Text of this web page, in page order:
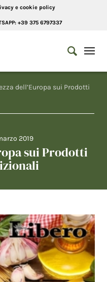
e cookie policy
+39 375 6797337
dell’Europa sui Prodotti
2019
sui Prodotti